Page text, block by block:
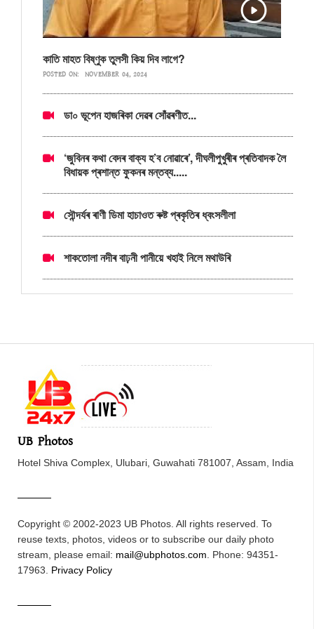
কাতি মাহত বিষ্ণুক তুলসী কিয় দিব লাগে?
POSTED ON: NOVEMBER 04, 2024
ডা০ ভূপেন হাজৰিকা দেৱৰ সোঁৱৰণীত...
‘জুবিনৰ কথা বেদৰ বাক্য হ’ব নোৱাৰে’, দীঘলীপুখুৰীৰ প্ৰতিবাদক লৈ
বিধায়ক প্ৰশান্ত ফুকনৰ মন্তব্য.....
সৌন্দৰ্যৰ ৰাণী ডিমা হাচাওত ৰুষ্ট প্ৰকৃতিৰ ধ্বংসলীলা
শাকতোলা নদীৰ বাঢ়নী পানীয়ে খহাই নিলে মথাউৰি
UB Photos
Hotel Shiva Complex, Ulubari, Guwahati 781007, Assam, India
Copyright © 2002-2023 UB Photos. All rights reserved. To
reuse texts, photos, videos or to subscribe our daily photo
stream, please email: mail@ubphotos.com . Phone: 94351-
17963. Privacy Policy